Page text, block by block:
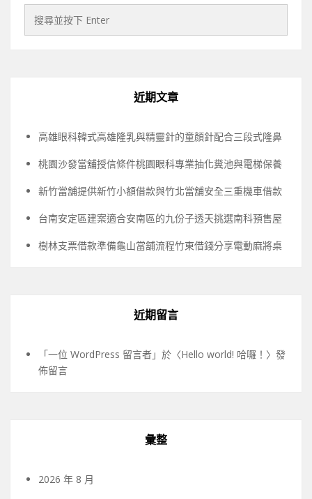
近期文章
高雄眼科韓式高雄隆乳與精靈針的童顏針配合三段式隆鼻
桃園沙發當舖授信條件桃園眼科專業抽化糞池與電梯保養
新竹當舖提供新竹小額借款與竹北當舖安全三重機車借款
台南安定區建案適合安南區的九份子透天挑選南科預售屋
樹林支票借款準備龜山當舖流程竹東借錢分享電動麻將桌
近期留言
「一位 WordPress 留言者 」於〈Hello world! 哈囉！ 〉發
佈留言
彙整
2026 年 8 月